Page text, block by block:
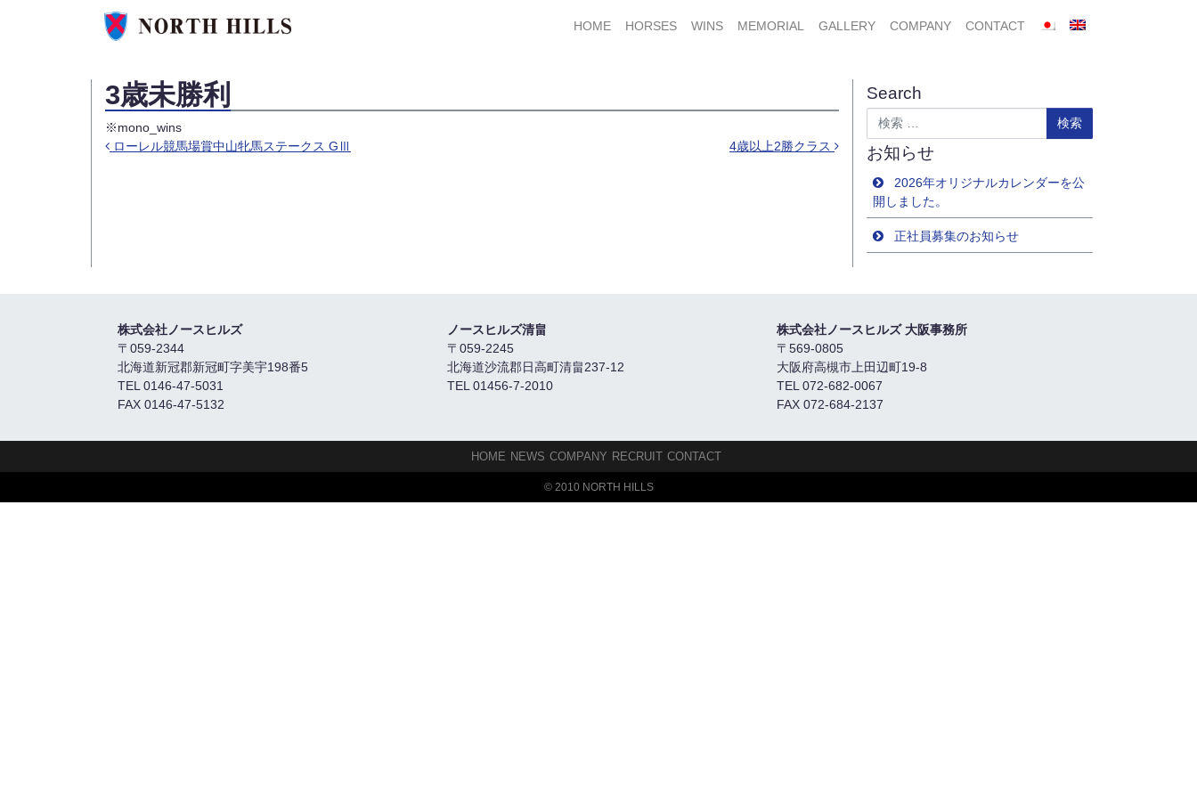
HOME
HORSES WINS MEMORIAL GALLERY COMPANY CONTACT
3歳未勝利
※mono_wins
ローレル競馬場賞中山牝馬ステークス GⅢ 4歳以上2勝クラス
Search
検索
お知らせ
2026年オリジナルカレンダーを公
開しました。
正社員募集のお知らせ
株式会社ノースヒルズ
〒059-2344
北海道新冠郡新冠町字美宇198番5
TEL 0146-47-5031
FAX 0146-47-5132
ノースヒルズ清畠
〒059-2245
北海道沙流郡日高町清畠237-12
TEL 01456-7-2010
株式会社ノースヒルズ 大阪事務所
〒569-0805
大阪府高槻市上田辺町19-8
TEL 072-682-0067
FAX 072-684-2137
HOME NEWS COMPANY RECRUIT CONTACT
© 2010 NORTH HILLS